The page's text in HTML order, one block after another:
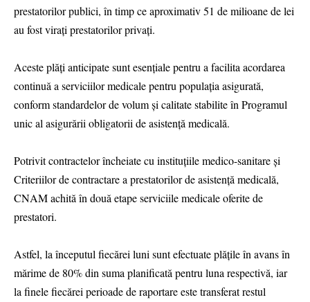
prestatorilor publici, în timp ce aproximativ 51 de milioane de lei
au fost virați prestatorilor privați.
Aceste plăți anticipate sunt esențiale pentru a facilita acordarea
continuă a serviciilor medicale pentru populația asigurată,
conform standardelor de volum și calitate stabilite în Programul
unic al asigurării obligatorii de asistență medicală.
Potrivit contractelor încheiate cu instituţiile medico-sanitare şi
Criteriilor de contractare a prestatorilor de asistenţă medicală,
CNAM achită în două etape serviciile medicale oferite de
prestatori.
Astfel, la începutul fiecărei luni sunt efectuate plăţile în avans în
mărime de 80% din suma planificată pentru luna respectivă, iar
la finele fiecărei perioade de raportare este transferat restul